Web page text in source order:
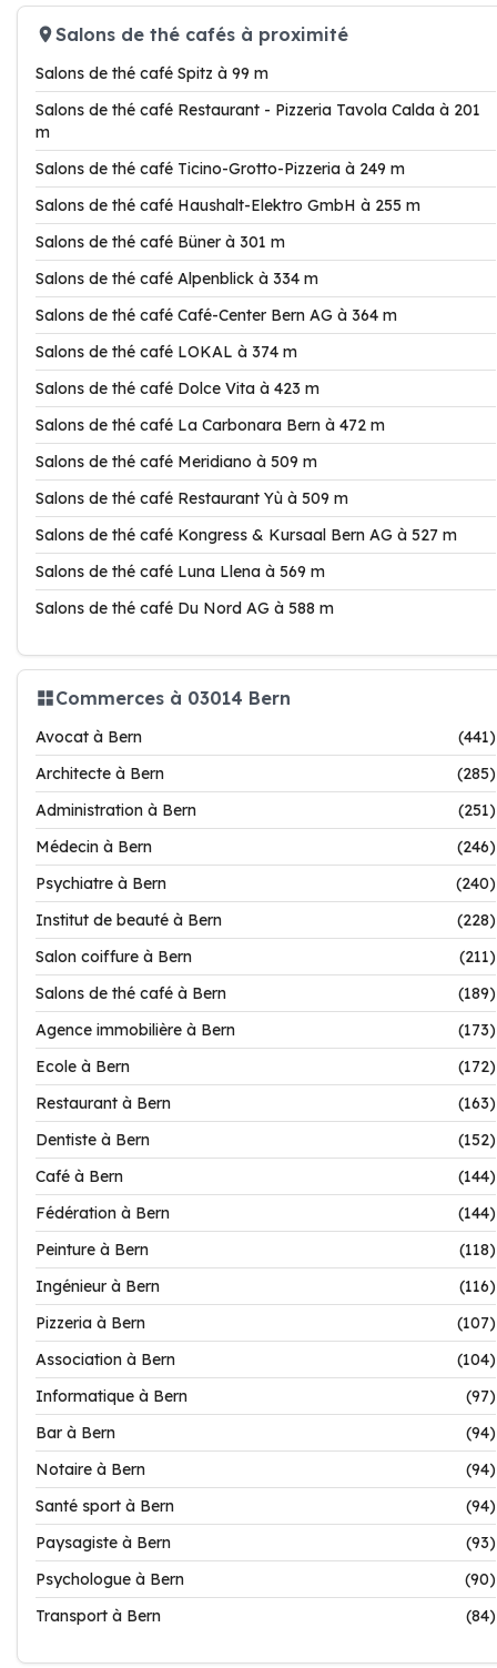
Salons de thé cafés à proximité
Salons de thé café Spitz à 99 m
Salons de thé café Restaurant - Pizzeria Tavola Calda à 201
m
Salons de thé café Ticino-Grotto-Pizzeria à 249 m
Salons de thé café Haushalt-Elektro GmbH à 255 m
Salons de thé café Büner à 301 m
Salons de thé café Alpenblick à 334 m
Salons de thé café Café-Center Bern AG à 364 m
Salons de thé café LOKAL à 374 m
Salons de thé café Dolce Vita à 423 m
Salons de thé café La Carbonara Bern à 472 m
Salons de thé café Meridiano à 509 m
Salons de thé café Restaurant Yù à 509 m
Salons de thé café Kongress & Kursaal Bern AG à 527 m
Salons de thé café Luna Llena à 569 m
Salons de thé café Du Nord AG à 588 m
Commerces à 03014 Bern
Avocat à Bern
(441)
Architecte à Bern
(285)
Administration à Bern
(251)
Médecin à Bern
(246)
Psychiatre à Bern
(240)
Institut de beauté à Bern
(228)
Salon coiffure à Bern
(211)
Salons de thé café à Bern
(189)
Agence immobilière à Bern
(173)
Ecole à Bern
(172)
Restaurant à Bern
(163)
Dentiste à Bern
(152)
Café à Bern
(144)
Fédération à Bern
(144)
Peinture à Bern
(118)
Ingénieur à Bern
(116)
Pizzeria à Bern
(107)
Association à Bern
(104)
Informatique à Bern
(97)
Bar à Bern
(94)
Notaire à Bern
(94)
Santé sport à Bern
(94)
Paysagiste à Bern
(93)
Psychologue à Bern
(90)
Transport à Bern
(84)